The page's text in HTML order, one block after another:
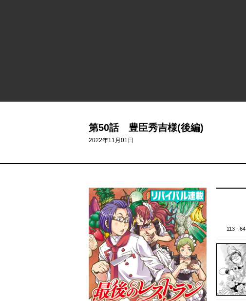
第50話 豊臣秀吉様(後編)
2022年11月01日
113 - 64